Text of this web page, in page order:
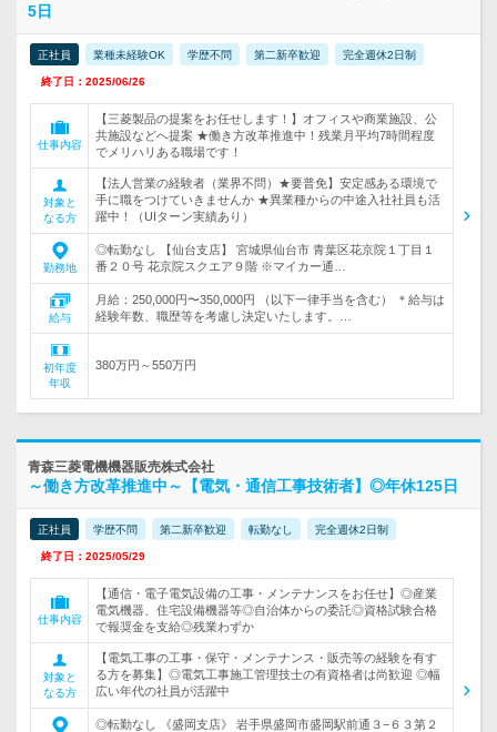
5日
正社員 業種未経験OK 学歴不問 第二新卒歓迎 完全週休2日制
終了日：2025/06/26
仕事内容
【三菱製品の提案をお任せします！】オフィスや商業施設、公
共施設などへ提案 ★働き方改革推進中！残業月平均7時間程度
でメリハリある職場です！
対象と
なる方
【法人営業の経験者（業界不問）★要普免】安定感ある環境で
手に職をつけていきませんか ★異業種からの中途入社社員も活
躍中！（UIターン実績あり）
勤務地
◎転勤なし 【仙台支店】 宮城県仙台市 青葉区花京院１丁目１
番２０号 花京院スクエア９階 ※マイカー通…
給与
月給：250,000円〜350,000円 （以下一律手当を含む） ＊給与は
経験年数、職歴等を考慮し決定いたします。…
初年度
年収
380万円～550万円
青森三菱電機機器販売株式会社
～働き方改革推進中～【電気・通信工事技術者】◎年休125日
正社員 学歴不問 第二新卒歓迎 転勤なし 完全週休2日制
終了日：2025/05/29
仕事内容
【通信・電子電気設備の工事・メンテナンスをお任せ】◎産業
電気機器、住宅設備機器等◎自治体からの委託◎資格試験合格
で報奨金を支給◎残業わずか
対象と
なる方
【電気工事の工事・保守・メンテナンス・販売等の経験を有す
る方を募集】◎電気工事施工管理技士の有資格者は尚歓迎 ◎幅
広い年代の社員が活躍中
◎転勤なし 《盛岡支店》 岩手県盛岡市盛岡駅前通３−６３第２